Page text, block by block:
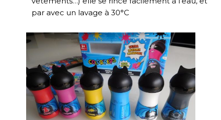
par avec un lavage à 30°C